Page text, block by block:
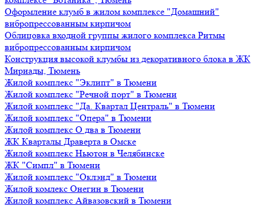
Оформление клумб в жилом комплексе "Домашний"
вибропрессованным кирпичом
Облицовка входной группы жилого комплекса Ритмы
вибропрессованным кирпичом
Конструкция высокой клумбы из декоративного блока в ЖК
Мириады, Тюмень
Жилой комплекс "Эклипт" в Тюмени
Жилой комплекс "Речной порт" в Тюмени
Жилой комплекс "Да. Квартал Централь" в Тюмени
Жилой комплекс "Опера" в Тюмени
Жилой комплекс О два в Тюмени
ЖК Кварталы Драверта в Омске
Жилой комплекс Ньютон в Челябинске
ЖК "Симпл" в Тюмени
Жилой комплекс "Оклэнд" в Тюмени
Жилой комлекс Онегин в Тюмени
Жилой комплекс Айвазовский в Тюмени